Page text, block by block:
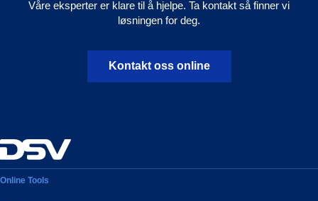
Våre eksperter er klare til å hjelpe. Ta kontakt så finner vi
løsningen for deg.
Kontakt oss online
Online Tools